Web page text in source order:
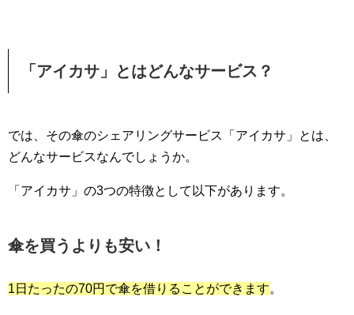
「アイカサ」とはどんなサービス？
では、その傘のシェアリングサービス「アイカサ」とは、
どんなサービスなんでしょうか。
「アイカサ」の3つの特徴として以下があります。
傘を買うよりも安い！
1日たったの70円で傘を借りることができます。